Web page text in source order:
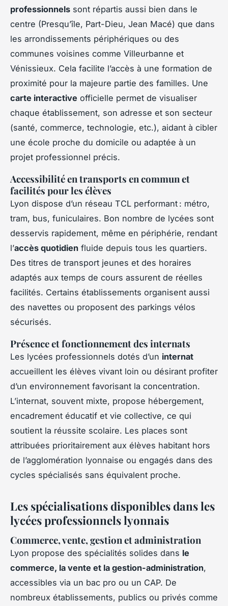
professionnels sont répartis aussi bien dans le
centre (Presqu’île, Part-Dieu, Jean Macé) que dans
les arrondissements périphériques ou des
communes voisines comme Villeurbanne et
Vénissieux. Cela facilite l’accès à une formation de
proximité pour la majeure partie des familles. Une
carte interactive officielle permet de visualiser
chaque établissement, son adresse et son secteur
(santé, commerce, technologie, etc.), aidant à cibler
une école proche du domicile ou adaptée à un
projet professionnel précis.
Accessibilité en transports en commun et
facilités pour les élèves
Lyon dispose d’un réseau TCL performant : métro,
tram, bus, funiculaires. Bon nombre de lycées sont
desservis rapidement, même en périphérie, rendant
l’accès quotidien fluide depuis tous les quartiers.
Des titres de transport jeunes et des horaires
adaptés aux temps de cours assurent de réelles
facilités. Certains établissements organisent aussi
des navettes ou proposent des parkings vélos
sécurisés.
Présence et fonctionnement des internats
Les lycées professionnels dotés d’un internat
accueillent les élèves vivant loin ou désirant profiter
d’un environnement favorisant la concentration.
L’internat, souvent mixte, propose hébergement,
encadrement éducatif et vie collective, ce qui
soutient la réussite scolaire. Les places sont
attribuées prioritairement aux élèves habitant hors
de l’agglomération lyonnaise ou engagés dans des
cycles spécialisés sans équivalent proche.
Les spécialisations disponibles dans les
lycées professionnels lyonnais
Commerce, vente, gestion et administration
Lyon propose des spécialités solides dans le
commerce, la vente et la gestion-administration,
accessibles via un bac pro ou un CAP. De
nombreux établissements, publics ou privés comme